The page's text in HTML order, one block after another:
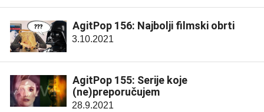
AgitPop 156: Najbolji filmski obrti
3.10.2021
AgitPop 155: Serije koje
(ne)preporučujem
28.9.2021